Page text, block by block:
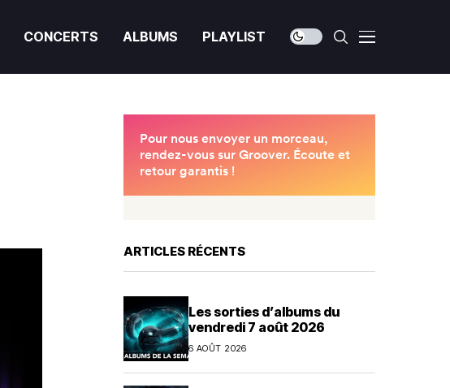
CONCERTS ALBUMS PLAYLIST
ARTICLES RÉCENTS
Les sorties d’albums du
vendredi 7 août 2026
6 AOÛT 2026